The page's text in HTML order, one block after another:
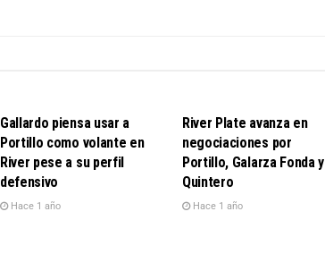
Gallardo piensa usar a
Portillo como volante en
River pese a su perfil
defensivo
Hace 1 año
River Plate avanza en
negociaciones por
Portillo, Galarza Fonda y
Quintero
Hace 1 año